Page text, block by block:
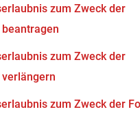
zum Zweck der
zum Zweck der
zum Zweck der